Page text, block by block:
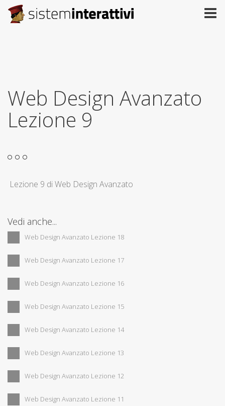
Web Design Avanzato
Lezione 9
Lezione 9 di Web Design Avanzato
Vedi anche...
Web Design Avanzato Lezione 18
Web Design Avanzato Lezione 17
Web Design Avanzato Lezione 16
Web Design Avanzato Lezione 15
Web Design Avanzato Lezione 14
Web Design Avanzato Lezione 13
Web Design Avanzato Lezione 12
Web Design Avanzato Lezione 11